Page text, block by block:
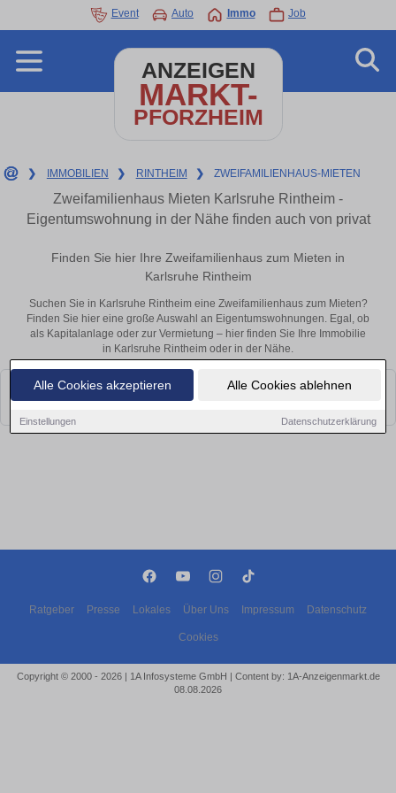
Alle Cookies akzeptieren Alle Cookies ablehnen
Einstellungen Datenschutzerklärung
Event Auto Immo Job
ANZEIGEN
MARKT-
PFORZHEIM
❯ IMMOBILIEN ❯ RINTHEIM ❯ ZWEIFAMILIENHAUS-MIETEN
Zweifamilienhaus Mieten Karlsruhe Rintheim -
Eigentumswohnung in der Nähe finden auch von privat
Finden Sie hier Ihre Zweifamilienhaus zum Mieten in
Karlsruhe Rintheim
Suchen Sie in Karlsruhe Rintheim eine Zweifamilienhaus zum Mieten?
Finden Sie hier eine große Auswahl an Eigentumswohnungen. Egal, ob
als Kapitalanlage oder zur Vermietung – hier finden Sie Ihre Immobilie
in Karlsruhe Rintheim oder in der Nähe.
Leider konnten wir derzeit keine passenden Objekte finden. Schauen Sie
bald wieder vorbei!
Ratgeber Presse Lokales Über Uns Impressum Datenschutz
Cookies
Copyright © 2000 - 2026 | 1A Infosysteme GmbH | Content by: 1A-Anzeigenmarkt.de
08.08.2026